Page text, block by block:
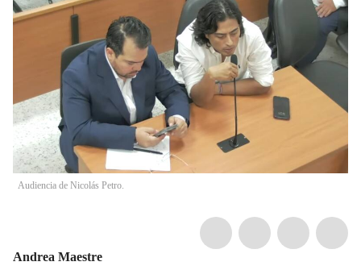
Audiencia de Nicolás Petro.
Andrea Maestre